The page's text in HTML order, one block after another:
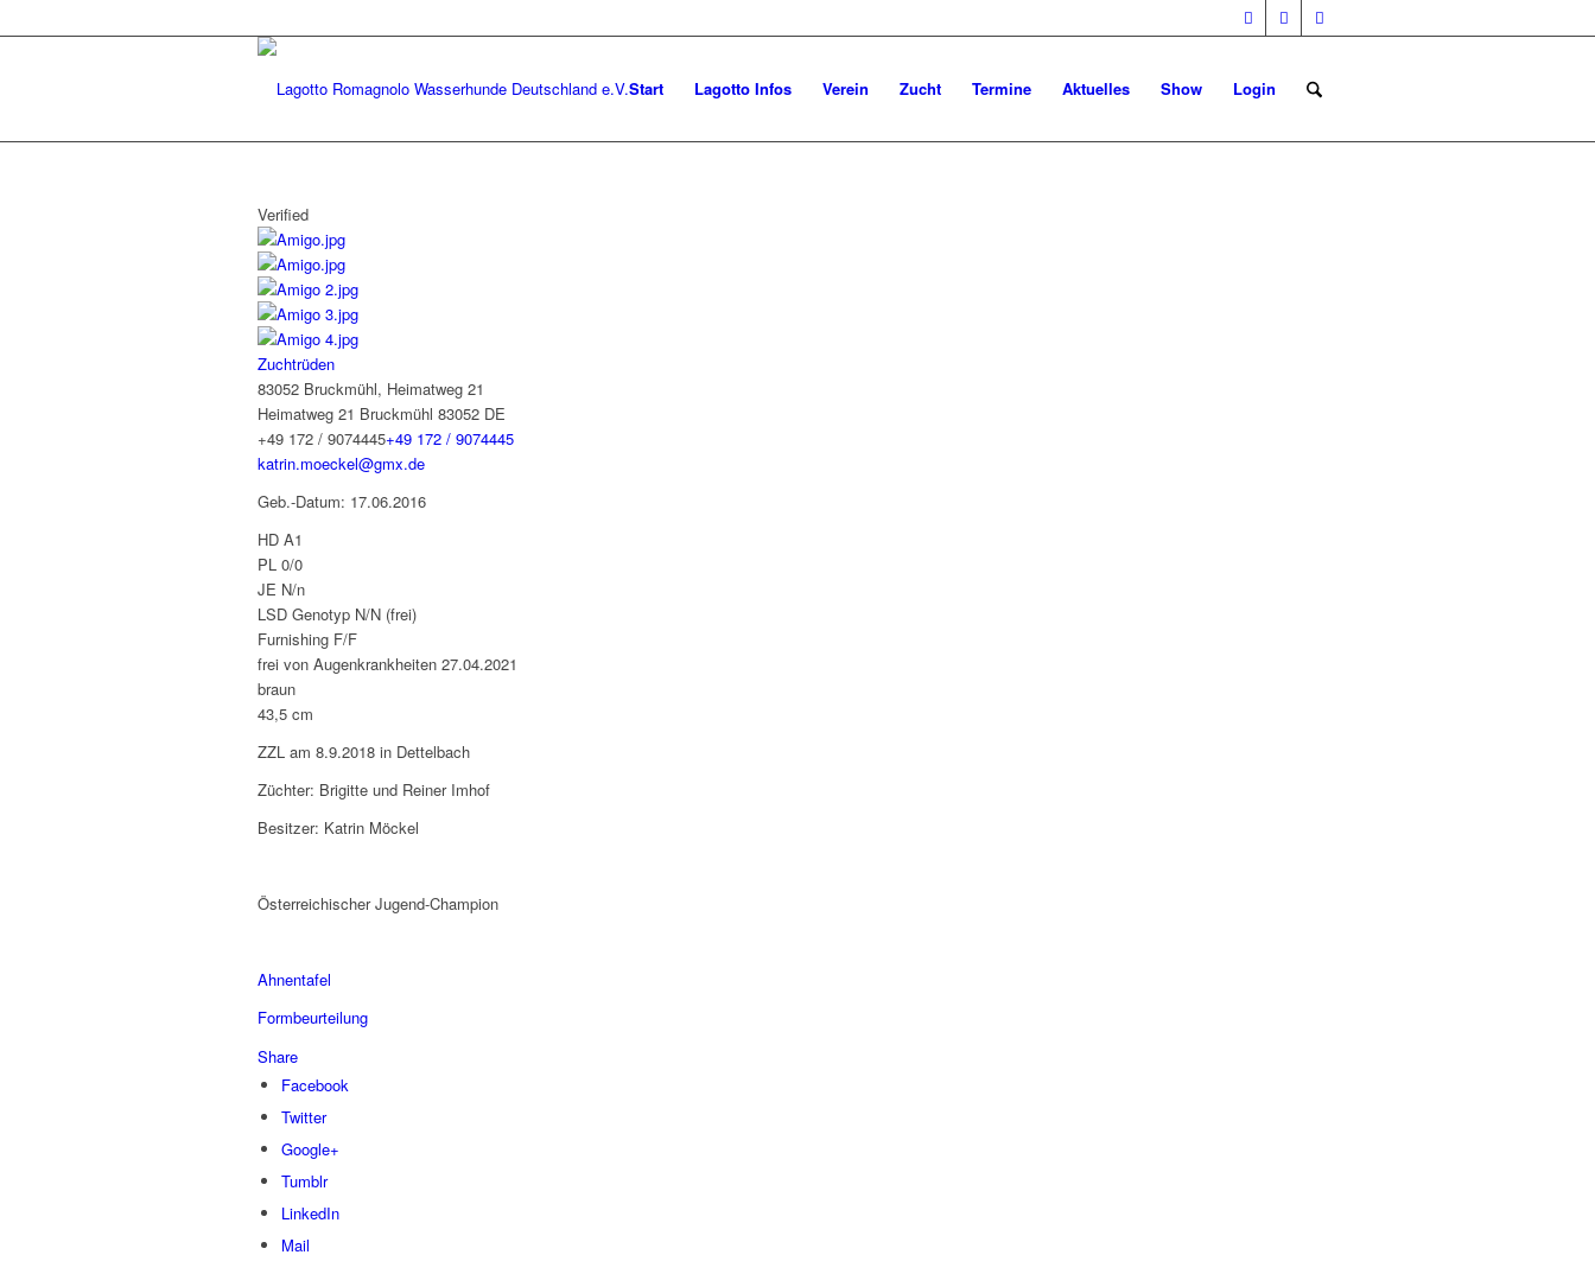
Start Lagotto Infos Verein Zucht Termine Aktuelles Show Login
Verified
Zuchtrüden
83052 Bruckmühl, Heimatweg 21
Heimatweg 21 Bruckmühl 83052 DE
+49 172 / 9074445+49 172 / 9074445
katrin.moeckel@gmx.de
Geb.-Datum: 17.06.2016
HD A1
PL 0/0
JE N/n
LSD Genotyp N/N (frei)
Furnishing F/F
frei von Augenkrankheiten 27.04.2021
braun
43,5 cm
ZZL am 8.9.2018 in Dettelbach
Züchter: Brigitte und Reiner Imhof
Besitzer: Katrin Möckel
Österreichischer Jugend-Champion
Ahnentafel
Formbeurteilung
Share
Facebook
Twitter
Google+
Tumblr
LinkedIn
Mail